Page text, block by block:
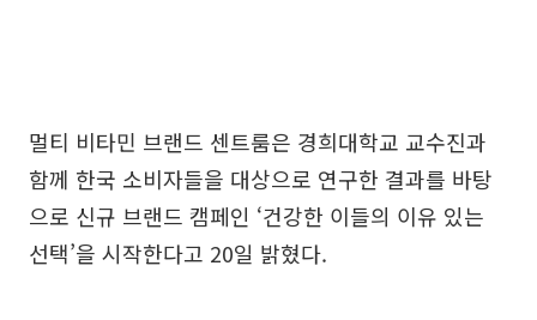
멀티 비타민 브랜드 센트룸은 경희대학교 교수진과
함께 한국 소비자들을 대상으로 연구한 결과를 바탕
으로 신규 브랜드 캠페인 ‘건강한 이들의 이유 있는
선택’을 시작한다고 20일 밝혔다.